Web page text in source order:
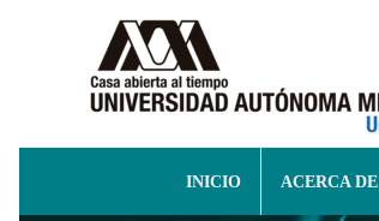
INICIO ACERCA DE